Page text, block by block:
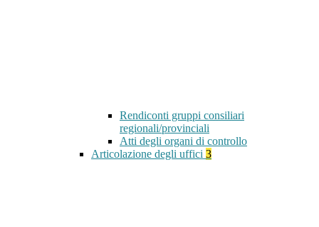
Rendiconti gruppi consiliari
regionali/provinciali
Atti degli organi di controllo
Articolazione degli uffici 3